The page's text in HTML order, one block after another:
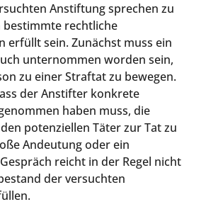
Anstiftung sprechen zu
bestimmte rechtliche
erfüllt sein. Zunächst muss ein
unternommen worden sein,
zu einer Straftat zu bewegen.
der Anstifter konkrete
haben muss, die
potenziellen Täter zur Tat zu
Andeutung oder ein
reicht in der Regel nicht
der versuchten